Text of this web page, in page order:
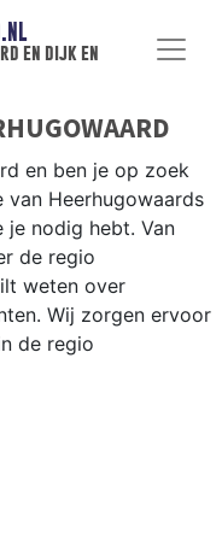
en dijk en
en ben je op zoek
van Heerhugowaards
nodig hebt. Van
de regio
weten over
Wij zorgen ervoor
de regio